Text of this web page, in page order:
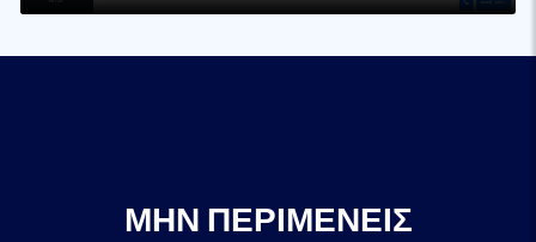
ΜΗΝ ΠΕΡΙΜΈΝΕΙΣ